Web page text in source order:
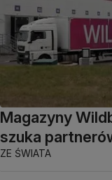
Magazyny
szuka
ZE ŚWIATA